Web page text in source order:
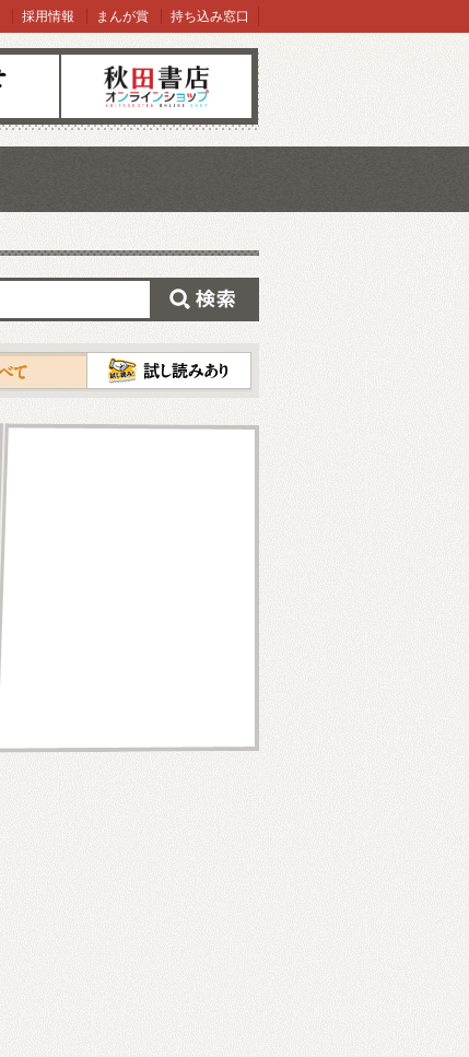
オンラインショップ
採用情報 まんが賞 持ち込み窓口